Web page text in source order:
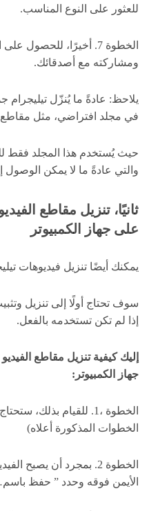
للعثور على النوع المناسب.
الخطوة 7. أخيرًا،
ومشاركته مع أصدقائك.
يلاحظ: عادةً ما يُنزّل تيليجرام
في مجلد افتراضي، مثل مقاطع
حيث يُستخدم هذا المجلد فقط
والتي عادةً ما لا يمكن الوصول
على جهاز الكمبيوتر
يمكنك أيضًا تنزيل فيديوهات
سوف تحتاج أولًا إلى تنزيل
إذا لم تكن تستخدمه بالفعل.
إليك كيفية تنزيل مقاطع
جهاز الكمبيوتر:
الخطوة ،1. للقيام بذلك،
الخطوات المذكورة أعلاه)
الخطوة 2. بمجرد أن يصبح
الأيمن فوقه وحدد ” حفظ